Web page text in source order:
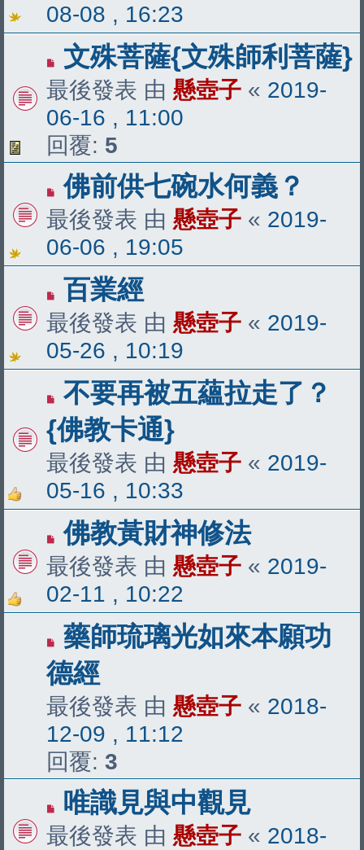
08-08 , 16:23
文殊菩薩{文殊師利菩薩}
最後發表 由 懸壺子 « 2019-
06-16 , 11:00
回覆: 5
佛前供七碗水何義？
最後發表 由 懸壺子 « 2019-
06-06 , 19:05
百業經
最後發表 由 懸壺子 « 2019-
05-26 , 10:19
不要再被五蘊拉走了？
{佛教卡通}
最後發表 由 懸壺子 « 2019-
05-16 , 10:33
佛教黃財神修法
最後發表 由 懸壺子 « 2019-
02-11 , 10:22
藥師琉璃光如來本願功
德經
最後發表 由 懸壺子 « 2018-
12-09 , 11:12
回覆: 3
唯識見與中觀見
最後發表 由 懸壺子 « 2018-